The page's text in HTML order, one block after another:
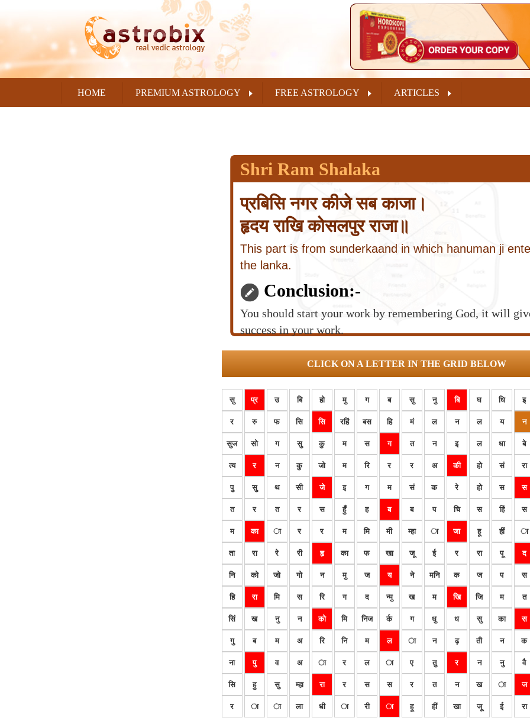
HOME PREMIUM ASTROLOGY FREE ASTROLOGY ARTICLES
Shri Ram Shalaka
प्रबिसि नगर कीजे सब काजा।
हृदय राखि कोसलपुर राजा॥
This part is from sunderkaand in which hanuman ji
the lanka.
Conclusion:-
You should start your work by remembering God, it will
success in your work.
CLICK ON A LETTER IN THE GRID BELOW
सु प्र उ बि हो मु ग ब सु नु बि घ धि इ
र रु फ सि सि रहिं बस हि मं ल न ल य न
सुज सो ग सु कु म स ग त न इ ल धा बे
त्य र न कु जो म रि र र अ की हो सं रा
पु सु थ सी जे इ ग म सं क रे हो स स
त र त र स हुँ ह ब ब प चि स हिं स
म का ा र र म मि मी म्हा ा जा हू हीं ा
ता रा रे री हृ का फ खा जू ई र रा पू द
नि को जो गो न मु ज य ने मनि क ज प स
हि रा मि स रि ग द न्मु ख म खि जि म त
सिं ख नु न को मि निज र्क ग धु ध सु का स
गु ब म अ रि नि म ल ा न ढ़ ती न क
ना पु व अ ा र ल ा ए तु र न नु वै
सि हु सु म्हा रा र स स र त न ख ा ज
र ा ा ला धी ा री ा हू हीं खा जू ई रा